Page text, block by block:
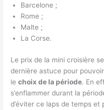
Barcelone ;
Rome ;
Malte ;
La Corse.
Le prix de la mini croisière
dernière astuce pour
lechoix de la période. En
s’enflammer durant la
d’éviter ce laps de temps